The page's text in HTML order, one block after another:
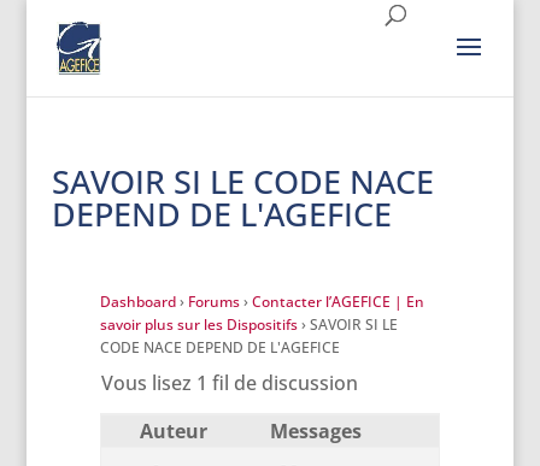
SAVOIR SI LE CODE NACE
DEPEND DE L'AGEFICE
Dashboard › Forums › Contacter l’AGEFICE | En
savoir plus sur les Dispositifs › SAVOIR SI LE
CODE NACE DEPEND DE L'AGEFICE
Vous lisez 1 fil de discussion
Auteur
Messages